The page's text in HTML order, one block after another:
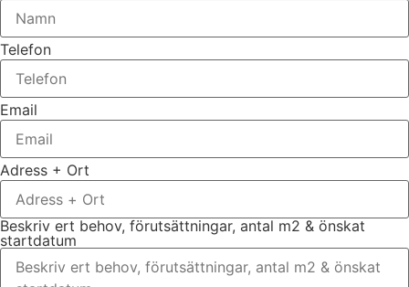
Telefon
Email
Adress + Ort
Beskriv ert behov, förutsättningar, antal m2 & önskat
startdatum